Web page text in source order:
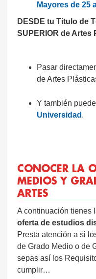
Mayores de 25
DESDE tu Título de
SUPERIOR de
Pasar
de Artes
Y también
Universidad .
CONOCER LA
MEDIOS Y
ARTES
A continuación tienes
oferta de estudios
Presta atención a si
de Grado Medio o de
sepas así los
cumplir…